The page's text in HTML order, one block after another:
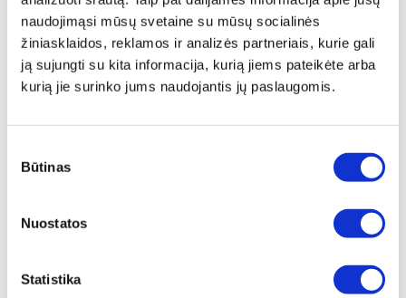
naudojimąsi mūsų svetaine su mūsų socialinės
žiniasklaidos, reklamos ir analizės partneriais, kurie gali
ją sujungti su kita informacija, kurią jiems pateikėte arba
kurią jie surinko jums naudojantis jų paslaugomis.
pasirinkimas
Būtinas
Nuostatos
Statistika
Pristatymas
The Vacsy bag rolls are made from PA/PE,a n
impermeable, germ-free tough but flexible material.
prevents leaking, bursting and keeps the vacuumed
The set contains:
- 1pcs 300x20cm roll